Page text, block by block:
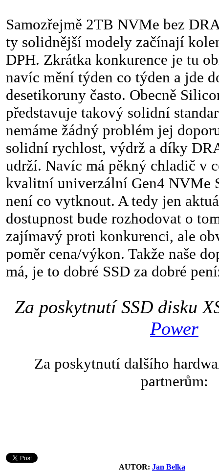
Samozřejmě 2TB NVMe bez
ty solidnější modely začínají
DPH. Zkrátka konkurence je tu
navíc mění týden co týden a jde
desetikoruny často. Obecně
představuje takový solidní
nemáme žádný problém jej
solidní rychlost, výdrž a díky
udrží. Navíc má pěkný chladič v
kvalitní univerzální Gen4 NVMe
není co vytknout. A tedy jen
dostupnost bude rozhodovat o
zajímavý proti konkurenci, ale
poměr cena/výkon. Takže naše
má, je to dobré SSD za dobré
Za poskytnutí SSD disku
Power
Za poskytnutí dalšího
partnerům:
AUTOR: Jan Belka